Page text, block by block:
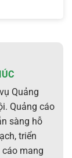
Quảng
Quảng cáo
sàng hỗ
triển
mang